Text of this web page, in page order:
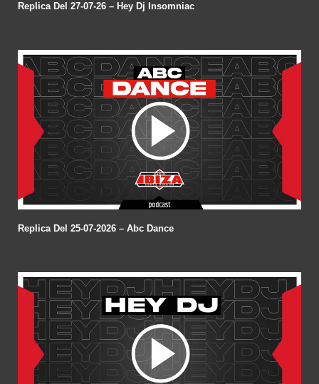
Replica Del 27-07-26 – Hey Dj Insomniac
Replica Del 25-07-2026 – Abc Dance